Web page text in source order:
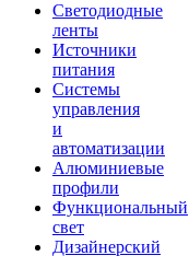
Светодиодные
ленты
Источники
питания
Системы
управления
и
автоматизации
Алюминиевые
профили
Функциональный
свет
Дизайнерский